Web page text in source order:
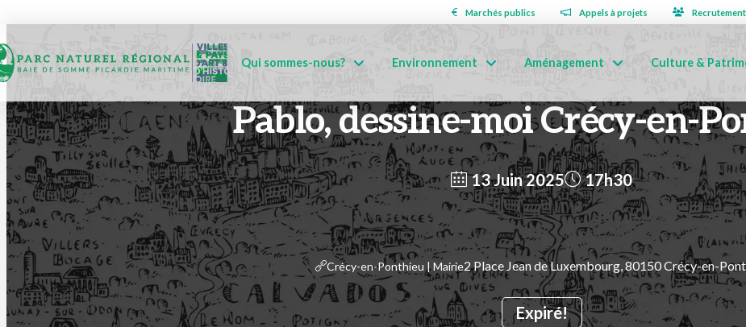
Marchés publics Appels à projets
Qui sommes-nous? Environnement Aménagement Culture &
Pablo, dessine-moi Crécy-en-
13 Juin 2025
Expiré!
17h30
Crécy-en-Ponthieu | Mairie2 Place Jean de Luxembourg, 80150 Crécy-en-